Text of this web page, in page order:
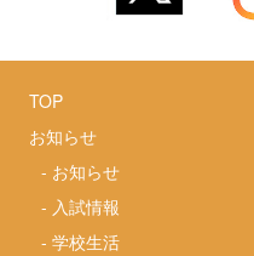
TOP
お知らせ
- お知らせ
- 入試情報
-学校生活